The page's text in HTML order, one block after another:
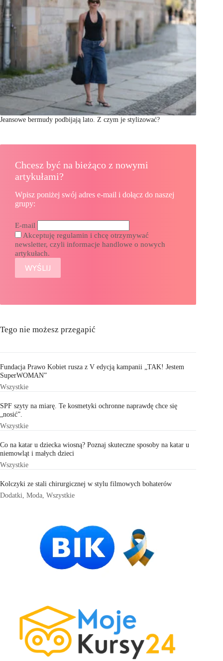
Jeansowe bermudy podbijają lato. Z czym je stylizować?
Chcesz być na bieżąco z nowymi
artykułami?
Wpisz poniżej swój adres e-mail i dołącz do naszej
grupy:
E-mail
Akceptuję regulamin i chcę otrzymywać
newsletter, czyli informacje handlowe o nowych
artykułach.
Tego nie możesz przegapić
Fundacja Prawo Kobiet rusza z V edycją kampanii „TAK! Jestem
SuperWOMAN”
Wszystkie
SPF szyty na miarę. Te kosmetyki ochronne naprawdę chce się
„nosić”.
Wszystkie
Co na katar u dziecka wiosną? Poznaj skuteczne sposoby na katar u
niemowląt i małych dzieci
Wszystkie
Kolczyki ze stali chirurgicznej w stylu filmowych bohaterów
Dodatki Moda Wszystkie